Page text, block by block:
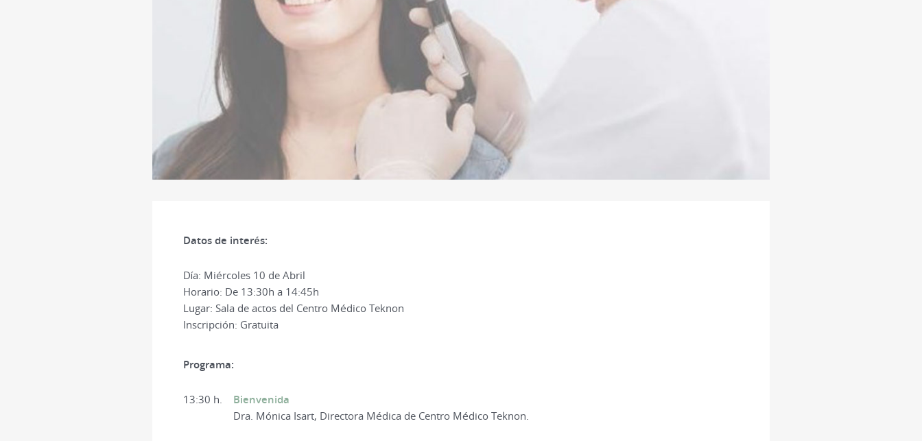
Datos de interés:
Día: Miércoles 10 de Abril
Horario: De 13:30h a 14:45h
Lugar: Sala de actos del Centro Médico Teknon
Inscripción: Gratuita
Programa:
13:30 h.
Bienvenida
Dra. Mónica Isart, Directora Médica de Centro Médico Teknon.